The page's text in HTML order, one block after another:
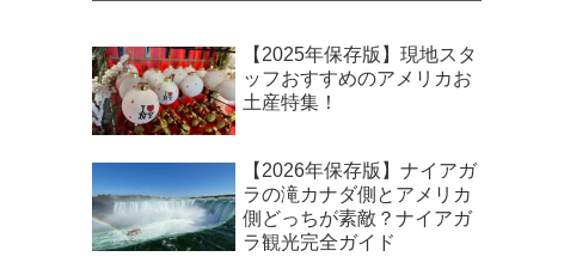
【2025年保存版】現地スタ
ッフおすすめのアメリカお
土産特集！
【2026年保存版】ナイアガ
ラの滝カナダ側とアメリカ
側どっちが素敵？ナイアガ
ラ観光完全ガイド